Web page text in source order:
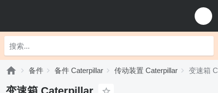
备件 备件 Caterpillar 传动装置 Caterpillar 变速箱